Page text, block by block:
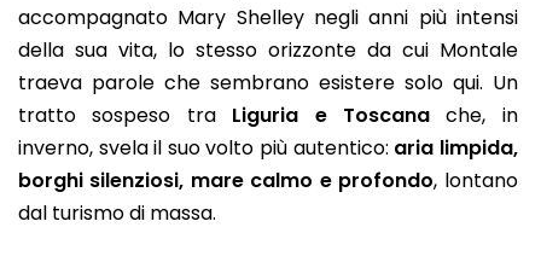
accompagnato Mary Shelley negli anni più intensi
della sua vita, lo stesso orizzonte da cui Montale
traeva parole che sembrano esistere solo qui. Un
tratto sospeso tra Liguria e Toscana che, in
inverno, svela il suo volto più autentico: aria limpida,
borghi silenziosi, mare calmo e profondo, lontano
dal turismo di massa.